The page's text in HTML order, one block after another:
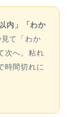
内」「わか
て「わか
次へ。粘れ
時間切れに